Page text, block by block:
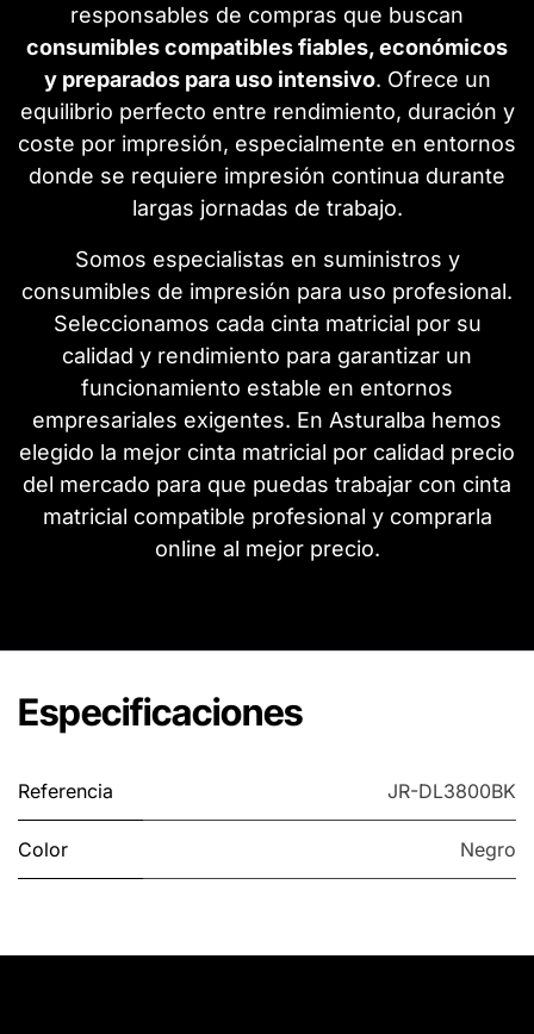
responsables de compras que buscan
consumibles compatibles fiables, económicos
y preparados para uso intensivo. Ofrece un
equilibrio perfecto entre rendimiento, duración y
coste por impresión, especialmente en entornos
donde se requiere impresión continua durante
largas jornadas de trabajo.
Somos especialistas en suministros y
consumibles de impresión para uso profesional.
Seleccionamos cada cinta matricial por su
calidad y rendimiento para garantizar un
funcionamiento estable en entornos
empresariales exigentes. En Asturalba hemos
elegido la mejor cinta matricial por calidad precio
del mercado para que puedas trabajar con cinta
matricial compatible profesional y comprarla
online al mejor precio.
Especificaciones
Referencia JR-DL3800BK
Color Negro